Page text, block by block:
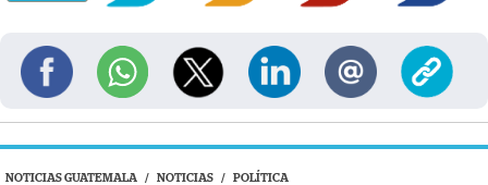
NOTICIAS GUATEMALA / NOTICIAS / POLÍTICA